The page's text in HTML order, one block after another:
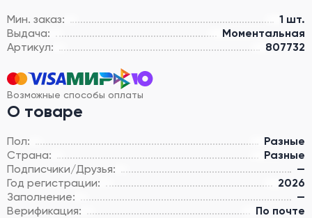
Мин. заказ:
1 шт.
Выдача:
Моментальная
Артикул:
807732
Возможные способы оплаты
О товаре
Пол:
Разные
Страна:
Разные
Подписчики/Друзья:
—
Год регистрации:
2026
Заполнение:
—
Верификация:
По почте